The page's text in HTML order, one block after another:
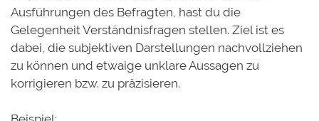
Ausführungen des Befragten, hast du die
Gelegenheit Verständnisfragen stellen. Ziel ist es
dabei, die subjektiven Darstellungen nachvollziehen
zu können und etwaige unklare Aussagen zu
korrigieren bzw. zu präzisieren.